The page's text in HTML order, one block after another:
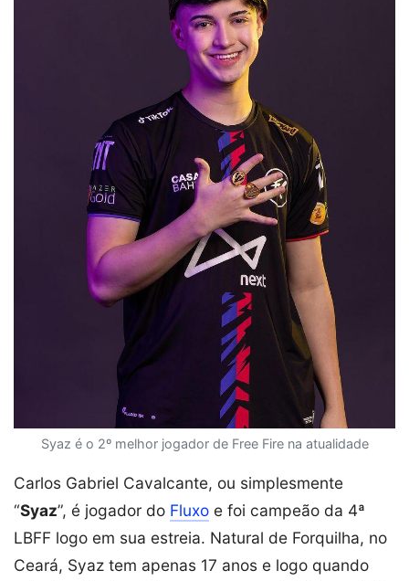
Syaz é o 2º melhor jogador de Free Fire na atualidade
Carlos Gabriel Cavalcante, ou simplesmente
“Syaz”, é jogador do Fluxo e foi campeão da 4ª
LBFF logo em sua estreia. Natural de Forquilha, no
Ceará, Syaz tem apenas 17 anos e logo quando